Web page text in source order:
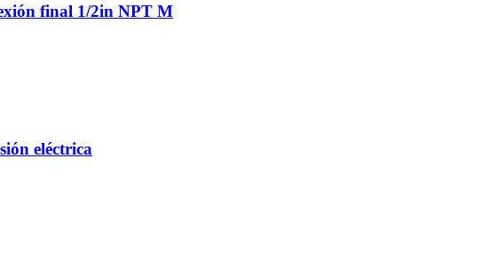
final 1/2in NPT M
eléctrica